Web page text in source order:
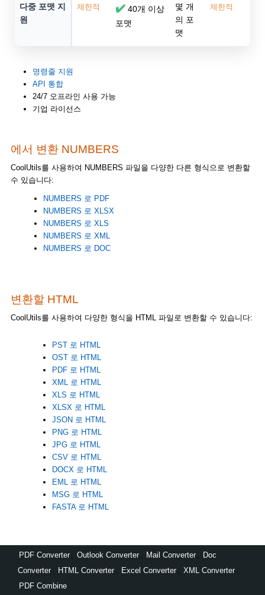
다중 포맷 지
원
제한적 ✔️ 40개 이상
포맷
몇 개
의 포
맷
제한적
명령줄 지원
API 통합
24/7 오프라인 사용 가능
기업 라이선스
에서 변환 NUMBERS
CoolUtils를 사용하여 NUMBERS 파일을 다양한 다른 형식으로 변환할
수 있습니다:
NUMBERS 로 PDF
NUMBERS 로 XLSX
NUMBERS 로 XLS
NUMBERS 로 XML
NUMBERS 로 DOC
변환할 HTML
CoolUtils를 사용하여 다양한 형식을 HTML 파일로 변환할 수 있습니다:
PST 로 HTML
OST 로 HTML
PDF 로 HTML
XML 로 HTML
XLS 로 HTML
XLSX 로 HTML
JSON 로 HTML
PNG 로 HTML
JPG 로 HTML
CSV 로 HTML
DOCX 로 HTML
EML 로 HTML
MSG 로 HTML
FASTA 로 HTML
PDF Converter Outlook Converter Mail Converter
Doc
Converter
HTML Converter Excel Converter XML Converter
PDF Combine